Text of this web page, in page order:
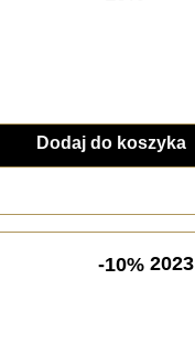
Dodaj do koszyka
-10% 2023